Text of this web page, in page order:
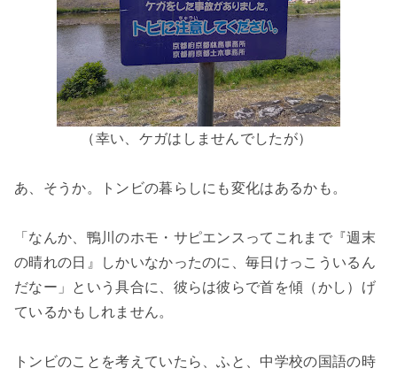
（幸い、ケガはしませんでしたが）
あ、そうか。トンビの暮らしにも変化はあるかも。
「なんか、鴨川のホモ・サピエンスってこれまで『週末
の晴れの日』しかいなかったのに、毎日けっこういるん
だなー」という具合に、彼らは彼らで首を傾（かし）げ
ているかもしれません。
トンビのことを考えていたら、ふと、中学校の国語の時